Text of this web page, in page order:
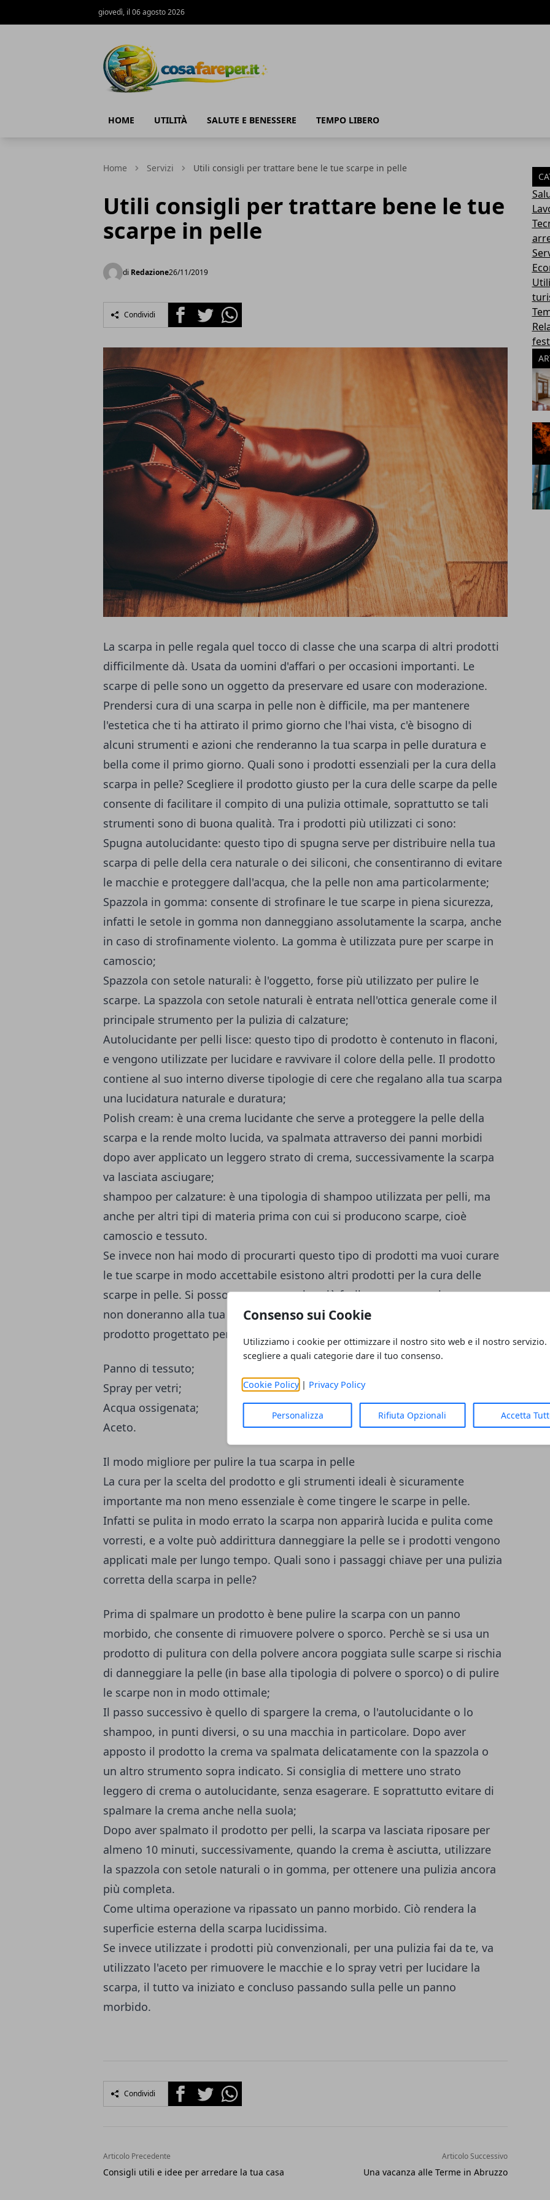
Consenso sui Cookie
Utilizziamo i cookie per ottimizzare il nostro sito web e il nostro servizio.
scegliere a quali categorie dare il tuo consenso.
Cookie Policy| Privacy Policy
Personalizza Rifiuta Opzionali Accetta
giovedì, il 06 agosto 2026
HOME UTILITÀ SALUTE E BENESSERE TEMPO LIBERO
Home Servizi Utili consigli per trattare bene le tue scarpe in pelle
Utili consigli per trattare bene le tue
scarpe in pelle
di Redazione26/11/2019
Condividi FacebookTwitterWhatsapp
La scarpa in pelle regala quel tocco di classe che una scarpa di altri prodotti
difficilmente dà. Usata da uomini d'affari o per occasioni importanti. Le
scarpe di pelle sono un oggetto da preservare ed usare con moderazione.
Prendersi cura di una scarpa in pelle non è difficile, ma per mantenere
l'estetica che ti ha attirato il primo giorno che l'hai vista, c'è bisogno di
alcuni strumenti e azioni che renderanno la tua scarpa in pelle duratura e
bella come il primo giorno. Quali sono i prodotti essenziali per la cura della
scarpa in pelle? Scegliere il prodotto giusto per la cura delle scarpe da pelle
consente di facilitare il compito di una pulizia ottimale, soprattutto se tali
strumenti sono di buona qualità. Tra i prodotti più utilizzati ci sono:
Spugna autolucidante: questo tipo di spugna serve per distribuire nella tua
scarpa di pelle della cera naturale o dei siliconi, che consentiranno di evitare
le macchie e proteggere dall'acqua, che la pelle non ama particolarmente;
Spazzola in gomma: consente di strofinare le tue scarpe in piena sicurezza,
infatti le setole in gomma non danneggiano assolutamente la scarpa, anche
in caso di strofinamente violento. La gomma è utilizzata pure per scarpe in
camoscio;
Spazzola con setole naturali: è l'oggetto, forse più utilizzato per pulire le
scarpe. La spazzola con setole naturali è entrata nell'ottica generale come il
principale strumento per la pulizia di calzature;
Autolucidante per pelli lisce: questo tipo di prodotto è contenuto in flaconi,
e vengono utilizzate per lucidare e ravvivare il colore della pelle. Il prodotto
contiene al suo interno diverse tipologie di cere che regalano alla tua scarpa
una lucidatura naturale e duratura;
Polish cream: è una crema lucidante che serve a proteggere la pelle della
scarpa e la rende molto lucida, va spalmata attraverso dei panni morbidi
dopo aver applicato un leggero strato di crema, successivamente la scarpa
va lasciata asciugare;
shampoo per calzature: è una tipologia di shampoo utilizzata per pelli, ma
anche per altri tipi di materia prima con cui si producono scarpe, cioè
camoscio e tessuto.
Se invece non hai modo di procurarti questo tipo di prodotti ma vuoi curare
le tue scarpe in modo accettabile esistono altri prodotti per la cura delle
scarpe in pelle. Si possono trovare molto più facilmente ma, ovviamente
non doneranno alla tua scarpa un effetto lucido o pulito come farebbe un
prodotto progettato per tale scopo. Gli oggetti in questione sono:
Panno di tessuto;
Spray per vetri;
Acqua ossigenata;
Aceto.
Il modo migliore per pulire la tua scarpa in pelle
La cura per la scelta del prodotto e gli strumenti ideali è sicuramente
importante ma non meno essenziale è come tingere le scarpe in pelle.
Infatti se pulita in modo errato la scarpa non apparirà lucida e pulita come
vorresti, e a volte può addirittura danneggiare la pelle se i prodotti vengono
applicati male per lungo tempo. Quali sono i passaggi chiave per una pulizia
corretta della scarpa in pelle?
Prima di spalmare un prodotto è bene pulire la scarpa con un panno
morbido, che consente di rimuovere polvere o sporco. Perchè se si usa un
prodotto di pulitura con della polvere ancora poggiata sulle scarpe si rischia
di danneggiare la pelle (in base alla tipologia di polvere o sporco) o di pulire
le scarpe non in modo ottimale;
Il passo successivo è quello di spargere la crema, o l'autolucidante o lo
shampoo, in punti diversi, o su una macchia in particolare. Dopo aver
apposto il prodotto la crema va spalmata delicatamente con la spazzola o
un altro strumento sopra indicato. Si consiglia di mettere uno strato
leggero di crema o autolucidante, senza esagerare. E soprattutto evitare di
spalmare la crema anche nella suola;
Dopo aver spalmato il prodotto per pelli, la scarpa va lasciata riposare per
almeno 10 minuti, successivamente, quando la crema è asciutta, utilizzare
la spazzola con setole naturali o in gomma, per ottenere una pulizia ancora
più completa.
Come ultima operazione va ripassato un panno morbido. Ciò rendera la
superficie esterna della scarpa lucidissima.
Se invece utilizzate i prodotti più convenzionali, per una pulizia fai da te, va
utilizzato l'aceto per rimuovere le macchie e lo spray vetri per lucidare la
scarpa, il tutto va iniziato e concluso passando sulla pelle un panno
morbido.
Condividi FacebookTwitterWhatsapp
Articolo Precedente
Consigli utili e idee per arredare la tua casa
Articolo Successivo
Una vacanza alle Terme in Abruzzo